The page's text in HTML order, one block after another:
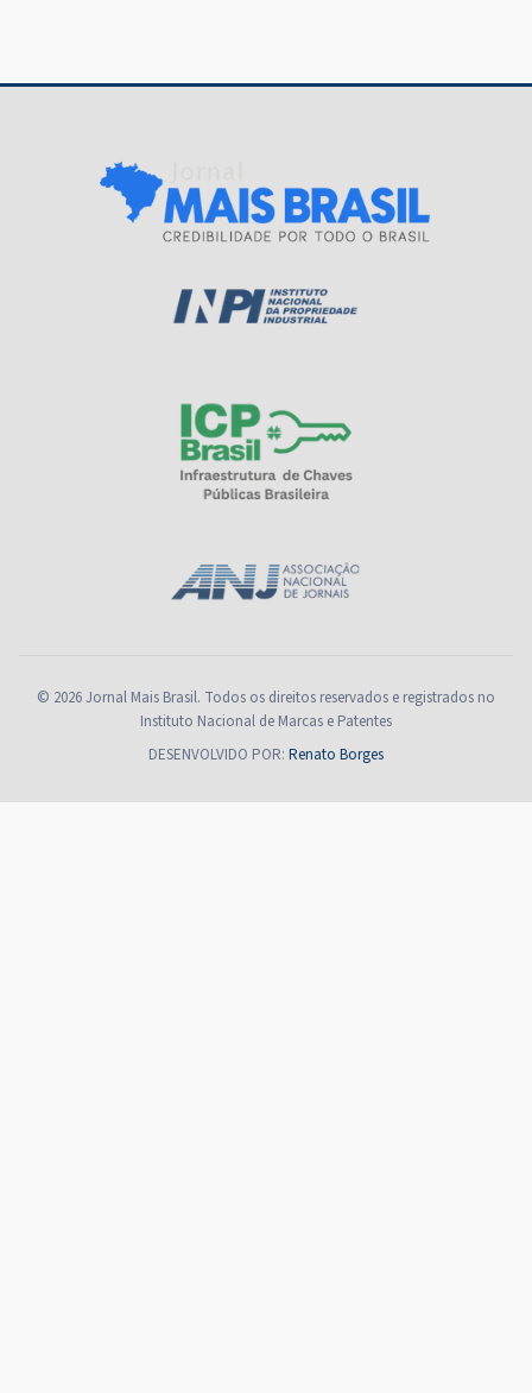
© 2026 Jornal Mais Brasil. Todos os direitos reservados e registrados no
Instituto Nacional de Marcas e Patentes
DESENVOLVIDO POR: Renato Borges